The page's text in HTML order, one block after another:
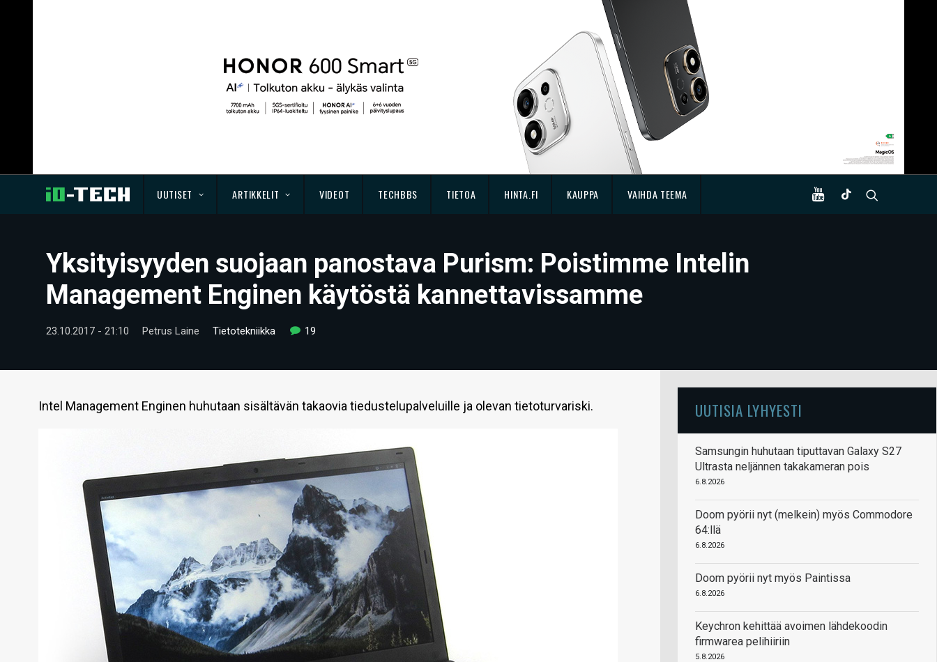
UUTISET ARTIKKELIT VIDEOT TECHBBS TIETOA HINTA.FI KAUPPA VAIHDA TEEMA
Yksityisyyden suojaan panostava Purism: Poistimme Intelin
Management Enginen käytöstä kannettavissamme
23.10.2017 - 21:10 Petrus Laine Tietotekniikka 19
Intel Management Enginen huhutaan sisältävän takaovia tiedustelupalveluille ja olevan tietoturvariski. UUTISIA LYHYESTI
Samsungin huhutaan tiputtavan Galaxy S27
Ultrasta neljännen takakameran pois
6.8.2026
Doom pyörii nyt (melkein) myös Commodore
64:llä
6.8.2026
Doom pyörii nyt myös Paintissa
6.8.2026
Keychron kehittää avoimen lähdekoodin
firmwarea pelihiiriin
5.8.2026